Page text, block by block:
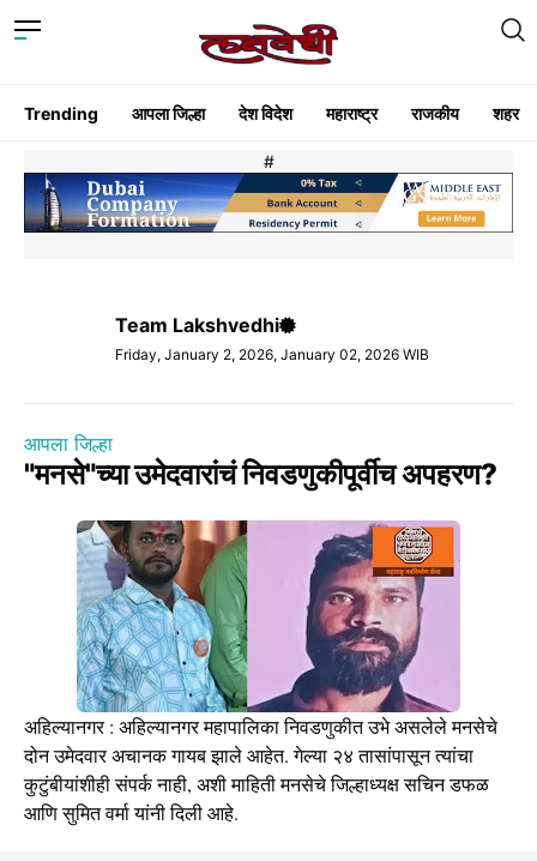
Trending आपला जिल्हा देश विदेश महाराष्ट्र राजकीय शहर
#
Team Lakshvedhi
Friday, January 2, 2026, January 02, 2026 WIB
आपला जिल्हा
"मनसे"च्या उमेदवारांचं निवडणुकीपूर्वीच अपहरण?
अहिल्यानगर : अहिल्यानगर महापालिका निवडणुकीत उभे असलेले मनसेचे
दोन उमेदवार अचानक गायब झाले आहेत. गेल्या २४ तासांपासून त्यांचा
कुटुंबीयांशीही संपर्क नाही, अशी माहिती मनसेचे जिल्हाध्यक्ष सचिन डफळ
आणि सुमित वर्मा यांनी दिली आहे.